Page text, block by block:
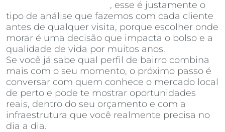
, esse é justamente o
tipo de análise que fazemos com cada cliente
antes de qualquer visita, porque escolher onde
morar é uma decisão que impacta o bolso e a
qualidade de vida por muitos anos.
Se você já sabe qual perfil de bairro combina
mais com o seu momento, o próximo passo é
conversar com quem conhece o mercado local
de perto e pode te mostrar oportunidades
reais, dentro do seu orçamento e com a
infraestrutura que você realmente precisa no
dia a dia.